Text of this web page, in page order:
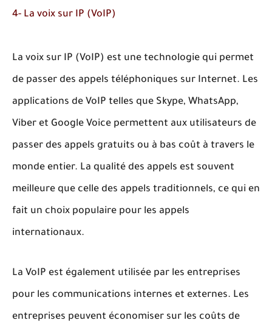
4- La voix sur IP (VoIP)
La voix sur IP (VoIP) est une technologie qui permet
de passer des appels téléphoniques sur Internet. Les
applications de VoIP telles que Skype, WhatsApp,
Viber et Google Voice permettent aux utilisateurs de
passer des appels gratuits ou à bas coût à travers le
monde entier. La qualité des appels est souvent
meilleure que celle des appels traditionnels, ce qui en
fait un choix populaire pour les appels
internationaux.
La VoIP est également utilisée par les entreprises
pour les communications internes et externes. Les
entreprises peuvent économiser sur les coûts de